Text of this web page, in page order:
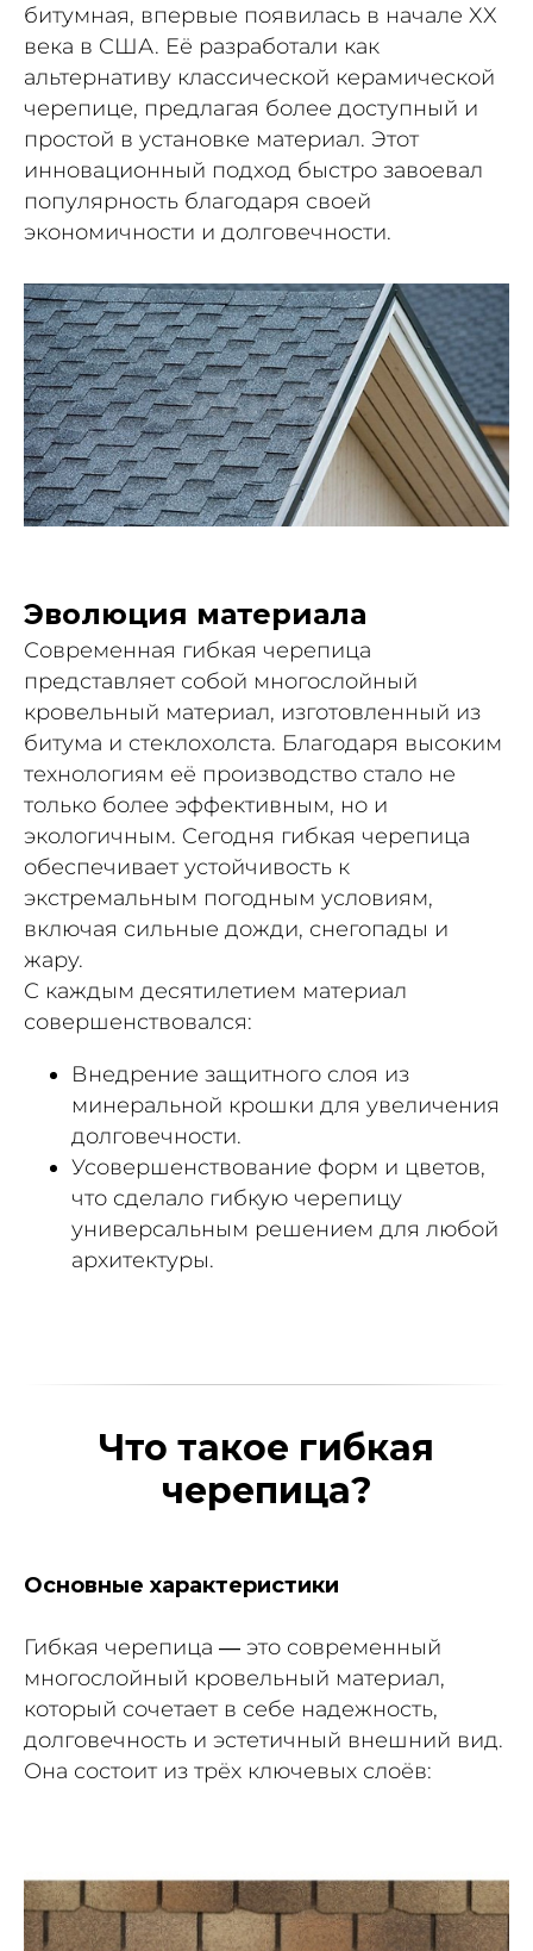
битумная, впервые появилась в начале XX
века в США. Её разработали как
альтернативу классической керамической
черепице, предлагая более доступный и
простой в установке материал. Этот
инновационный подход быстро завоевал
популярность благодаря своей
экономичности и долговечности.
Эволюция материала
Современная гибкая черепица
представляет собой многослойный
кровельный материал, изготовленный из
битума и стеклохолста. Благодаря высоким
технологиям её производство стало не
только более эффективным, но и
экологичным. Сегодня гибкая черепица
обеспечивает устойчивость к
экстремальным погодным условиям,
включая сильные дожди, снегопады и
жару.
С каждым десятилетием материал
совершенствовался:
Внедрение защитного слоя из
минеральной крошки для увеличения
долговечности.
Усовершенствование форм и цветов,
что сделало гибкую черепицу
универсальным решением для любой
архитектуры.
Что такое гибкая
черепица?
Основные характеристики
Гибкая черепица — это современный
многослойный кровельный материал,
который сочетает в себе надежность,
долговечность и эстетичный внешний вид.
Она состоит из трёх ключевых слоёв: